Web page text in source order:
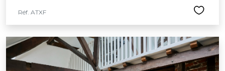
Réf. ATXF